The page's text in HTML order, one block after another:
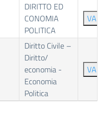
DIRITTO ED
CONOMIA
POLITICA
VAI
Diritto Civile –
Diritto/
economia -
Economia
Politica
VAI